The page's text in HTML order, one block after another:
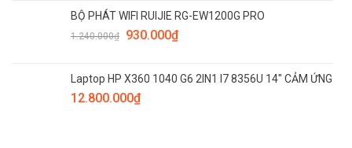
BỘ PHÁT WIFI RUIJIE RG-EW1200G PRO
1.240.000₫ 930.000₫
Laptop HP X360 1040 G6 2IN1 I7 8356U 14" CẢM ỨNG
12.800.000₫